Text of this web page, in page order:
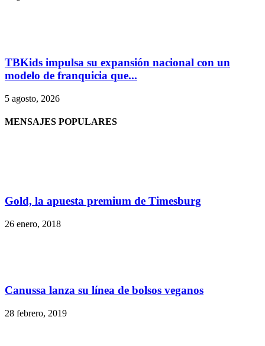
TBKids impulsa su expansión nacional con un
modelo de franquicia que...
5 agosto, 2026
MENSAJES POPULARES
Gold, la apuesta premium de Timesburg
26 enero, 2018
Canussa lanza su línea de bolsos veganos
28 febrero, 2019